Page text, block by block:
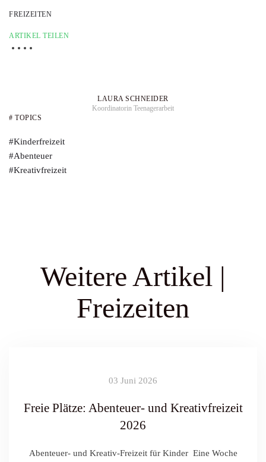
# TOPICS
#Kinderfreizeit
#Abenteuer
#Kreativfreizeit
FREIZEITEN
ARTIKEL TEILEN
LAURA SCHNEIDER
Koordinatorin Teenagerarbeit
Weitere Artikel |
Freizeiten
03 Juni 2026
Freie Plätze: Abenteuer- und Kreativfreizeit
2026
Abenteuer- und Kreativ-Freizeit für Kinder Eine Woche